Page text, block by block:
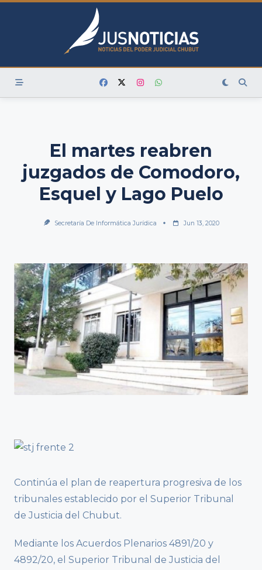
Skip
El martes reabren
juzgados de Comodoro,
Esquel y Lago Puelo
Secretaría De Informática Jurídica Jun 13, 2020
Continúa el plan de reapertura progresiva de los
tribunales establecido por el Superior Tribunal
de Justicia del Chubut.
Mediante los Acuerdos Plenarios 4891/20 y
4892/20, el Superior Tribunal de Justicia del